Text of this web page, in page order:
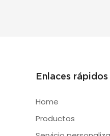
Enlaces rápidos
Home
Productos